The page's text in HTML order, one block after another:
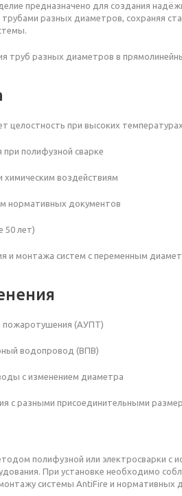
предназначено для создания
разных диаметров, сохраняя
труб разных диаметров в
целостность при высоких температурах
при полифузной сварке
химическим воздействиям
нормативных документов
50 лет)
и монтажа систем с переменным
пожаротушения (АУПТ)
водопровод (ВПВ)
с изменением диаметра
с разными присоединительными
полифузной или электросварки с
При установке необходимо
системы AntiFire и нормативных